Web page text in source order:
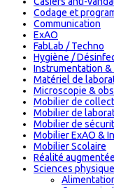
Codage et
Communication
ExAO
FabLab / Techno
Hygiène /
Instrumentation &
Matériel de
Microscopie &
Mobilier de
Mobilier de
Mobilier de
Mobilier ExAO &
Mobilier Scolaire
Réalité augmentée
Sciences